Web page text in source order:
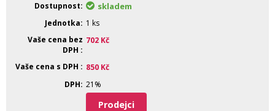
Dostupnost
skladem
Jednotka
1 ks
Vaše cena bez
DPH
702 Kč
Vaše cena s DPH 850 Kč
DPH 21%
Prodejci